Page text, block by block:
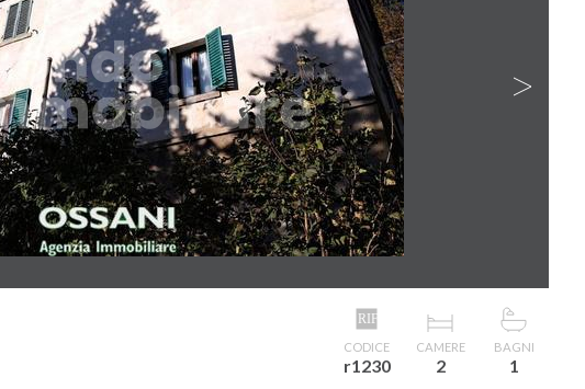
CODICE
r1230
CAMERE
2
BAGNI
1